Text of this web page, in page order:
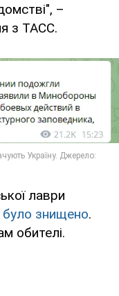
–
з ТАСС.
лаври
було знищено.
обителі.